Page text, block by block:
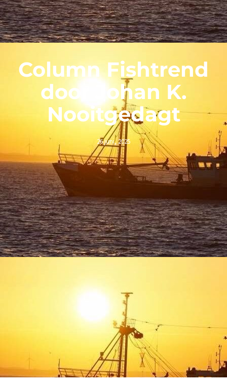
Column Fishtrend
door Johan K.
Nooitgedagt
26 juni, 2025